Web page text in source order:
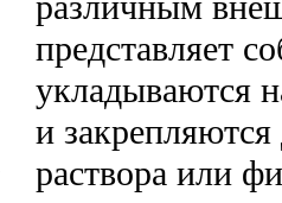
представляет
укладываются
и
раствора или